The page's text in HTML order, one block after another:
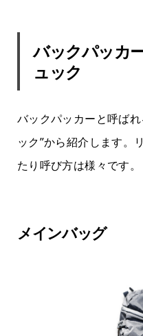
バックパッカ
ュック
バックパッカーと呼ば
ック”から紹介します。
たり呼び方は様々です。
メインバッグ